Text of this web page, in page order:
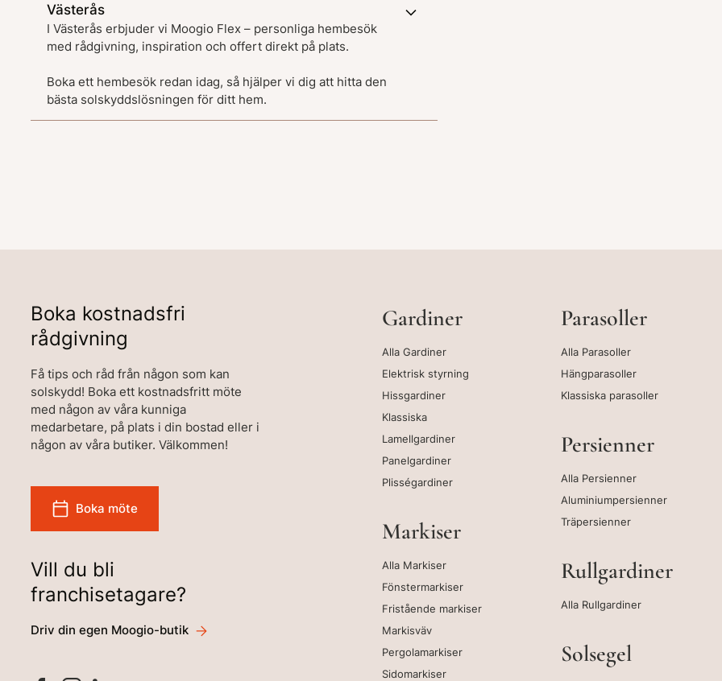
Västerås
I Västerås erbjuder vi Moogio Flex – personliga hembesök
med rådgivning, inspiration och offert direkt på plats.
Boka ett hembesök redan idag, så hjälper vi dig att hitta den
bästa solskyddslösningen för ditt hem.
Boka kostnadsfri
rådgivning
Få tips och råd från någon som kan
solskydd! Boka ett kostnadsfritt möte
med någon av våra kunniga
medarbetare, på plats i din bostad eller i
någon av våra butiker. Välkommen!
Boka möte
Vill du bli
franchisetagare?
Driv din egen Moogio-butik
Gardiner
Alla Gardiner
Elektrisk styrning
Hissgardiner
Klassiska
Lamellgardiner
Panelgardiner
Plisségardiner
Markiser
Alla Markiser
Fönstermarkiser
Fristående markiser
Markisväv
Pergolamarkiser
Sidomarkiser
Parasoller
Alla Parasoller
Hängparasoller
Klassiska parasoller
Persienner
Alla Persienner
Aluminiumpersienner
Träpersienner
Rullgardiner
Alla Rullgardiner
Solsegel